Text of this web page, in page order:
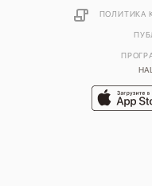
ПОЛИТИКА